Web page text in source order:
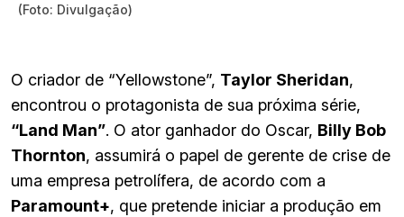
(Foto: Divulgação)
O criador de “Yellowstone”, Taylor Sheridan,
encontrou o protagonista de sua próxima série,
“Land Man”. O ator ganhador do Oscar, Billy Bob
Thornton, assumirá o papel de gerente de crise de
uma empresa petrolífera, de acordo com a
Paramount+, que pretende iniciar a produção em